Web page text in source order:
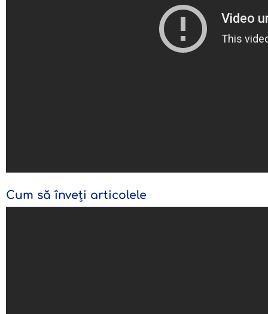
Cum să înveți articolele